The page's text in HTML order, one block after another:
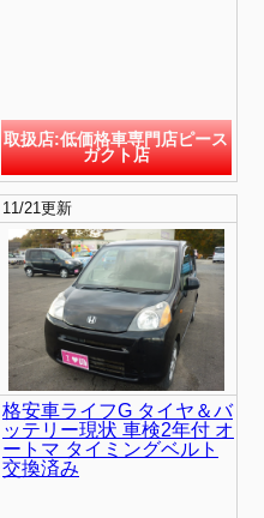
取扱店:低価格車専門店ピース
ガクト店
11/21更新
格安車ライフG タイヤ＆バ
ッテリー現状 車検2年付 オ
ートマ タイミングベルト
交換済み